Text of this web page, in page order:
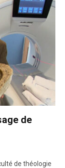
de
de théologie